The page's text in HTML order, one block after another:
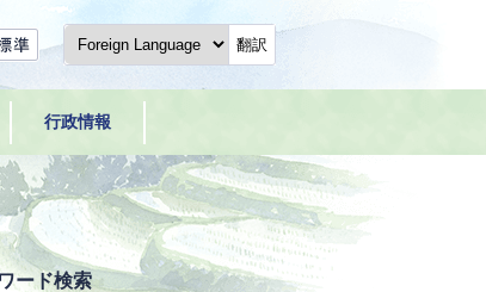
翻訳
行政情報
ード検索